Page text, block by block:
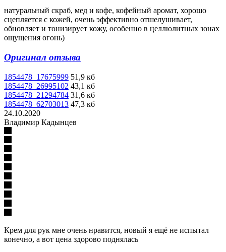
натуральный скраб, мед и кофе, кофейный аромат, хорошо
сцепляется с кожей, очень эффективно отшелушивает,
обновляет и тонизирует кожу, особенно в целлюлитных зонах
ощущения огонь)
Оригинал отзыва
1854478_17675999 51,9 кб
1854478_26995102 43,1 кб
1854478_21294784 31,6 кб
1854478_62703013 47,3 кб
24.10.2020
Владимир Кадынцев
Крем для рук мне очень нравится, новый я ещё не испытал
конечно, а вот цена здорово поднялась